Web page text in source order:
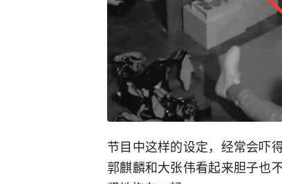
节目中这样的设定，经常会吓
郭麒麟和大张伟看起来胆子也